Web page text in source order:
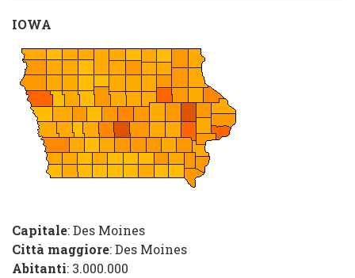
IOWA
Capitale: Des Moines
Città maggiore: Des Moines
Abitanti: 3.000.000